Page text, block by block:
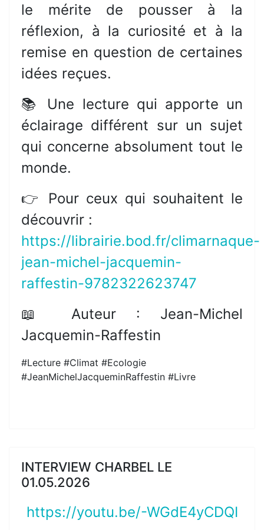
le mérite de pousser à la
réflexion, à la curiosité et à la
remise en question de certaines
idées reçues.
📚 Une lecture qui apporte un
éclairage différent sur un sujet
qui concerne absolument tout le
monde.
👉 Pour ceux qui souhaitent le
découvrir :
https://librairie.bod.fr/climarnaque-
jean-michel-jacquemin-
raffestin-9782322623747
📖 Auteur : Jean-Michel
Jacquemin-Raffestin
#Lecture #Climat #Ecologie
#JeanMichelJacqueminRaffestin #Livre
INTERVIEW CHARBEL LE
01.05.2026
https://youtu.be/-WGdE4yCDQI